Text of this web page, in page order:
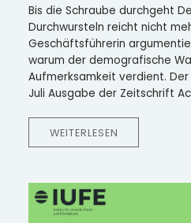
Bis die Schraube durchgeht
Durchwursteln reicht nicht
Geschäftsführerin
warum der demografische
Aufmerksamkeit verdient.
Juli Ausgabe der Zeitschrift
WEITERLESEN